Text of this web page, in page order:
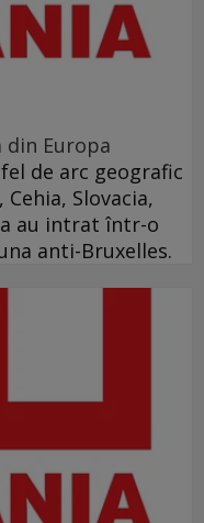
Europa
de arc geografic
Slovacia,
au intrat într-o
anti-Bruxelles.